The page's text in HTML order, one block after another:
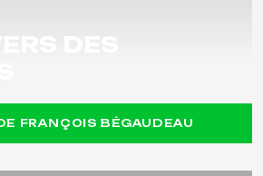
FRANÇOIS BÉGAUDEAU